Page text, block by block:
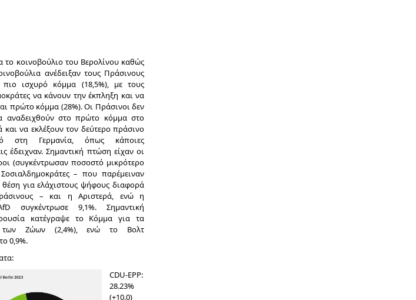
το κοινοβούλιο του Βερολίνου καθώς
ανέδειξαν τους Πράσινους
ισχυρό κόμμα (18,5%), με τους
να κάνουν την έκπληξη και να
πρώτο κόμμα (28%). Οι Πράσινοι δεν
αναδειχθούν στο πρώτο κόμμα στο
και να εκλέξουν τον δεύτερο πράσινο
στη Γερμανία, όπως κάποιες
έδειχναν. Σημαντική πτώση είχαν οι
(συγκέντρωσαν ποσοστό μικρότερο
– που παρέμειναν
θέση για ελάχιστους ψήφους διαφορά
– και η Αριστερά, ενώ η
συγκέντρωσε 9,1%. Σημαντική
κατέγραψε το Κόμμα για τα
των Ζώων (2,4%), ενώ το Βολτ
0,9%.
CDU-EPP:
28.23%
(+10.0)